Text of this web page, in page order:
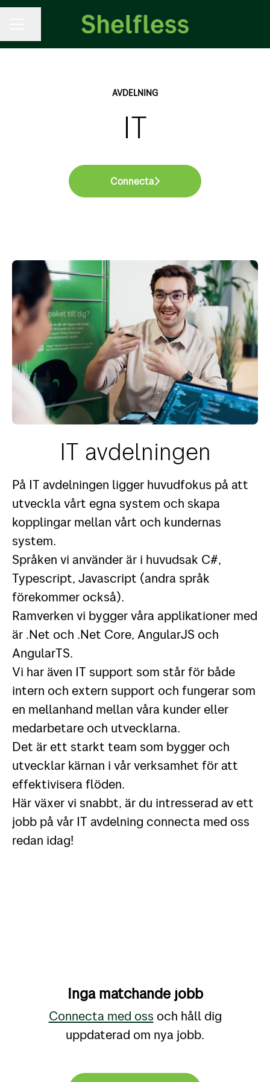
AVDELNING
IT
Connecta
IT avdelningen
På IT avdelningen ligger huvudfokus på att
utveckla vårt egna system och skapa
kopplingar mellan vårt och kundernas
system.
Språken vi använder är i huvudsak C#,
Typescript, Javascript (andra språk
förekommer också).
Ramverken vi bygger våra applikationer med
är .Net och .Net Core, AngularJS och
AngularTS.
Vi har även IT support som står för både
intern och extern support och fungerar som
en mellanhand mellan våra kunder eller
medarbetare och utvecklarna.
Det är ett starkt team som bygger och
utvecklar kärnan i vår verksamhet för att
effektivisera flöden.
Här växer vi snabbt, är du intresserad av ett
jobb på vår IT avdelning connecta med oss
redan idag!
Inga matchande jobb
Connecta med oss och håll dig
uppdaterad om nya jobb.